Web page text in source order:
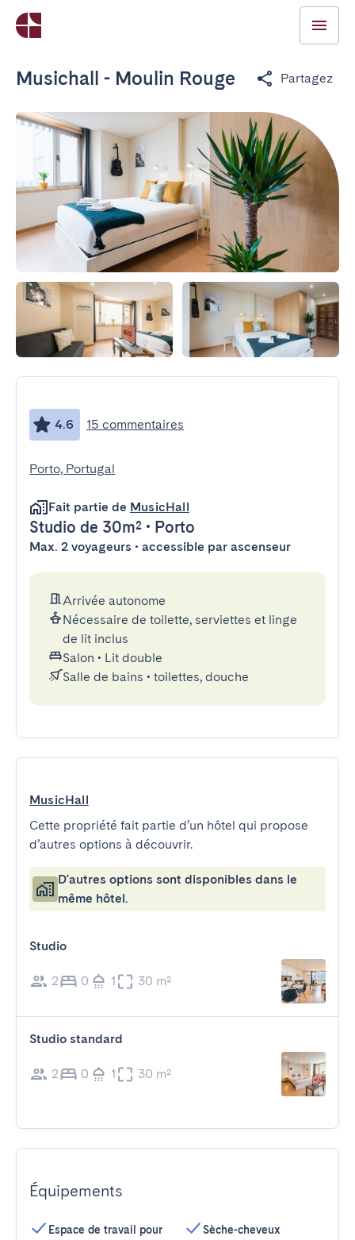
Musichall - Moulin Rouge Partagez
4.6 15 commentaires
Porto, Portugal
Fait partie de MusicHall
Studio de 30m² • Porto
Max. 2 voyageurs • accessible par ascenseur
Arrivée autonome
Nécessaire de toilette, serviettes et linge
de lit inclus
Salon • Lit double
Salle de bains • toilettes, douche
MusicHall
Cette propriété fait partie d’un hôtel qui propose
d’autres options à découvrir.
D'autres options sont disponibles dans le
même hôtel.
Studio
2 0 1 30 m²
Studio standard
2 0 1 30 m²
Équipements
Espace de travail pour
Sèche-cheveux